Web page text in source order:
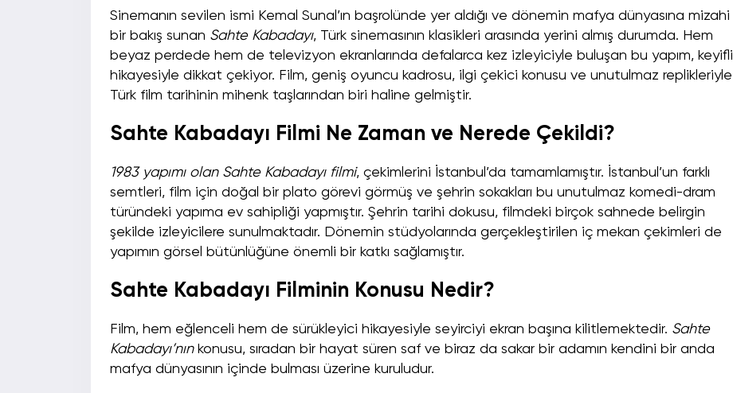
Sinemanın sevilen ismi Kemal Sunal’ın başrolünde yer aldığı ve dönemin mafya dünyasına mizahi
bir bakış sunan Sahte Kabadayı, Türk sinemasının klasikleri arasında yerini almış durumda. Hem
beyaz perdede hem de televizyon ekranlarında defalarca kez izleyiciyle buluşan bu yapım, keyifli
hikayesiyle dikkat çekiyor. Film, geniş oyuncu kadrosu, ilgi çekici konusu ve unutulmaz replikleriyle
Türk film tarihinin mihenk taşlarından biri haline gelmiştir.
Sahte Kabadayı Filmi Ne Zaman ve Nerede Çekildi?
1983 yapımı olan Sahte Kabadayı filmi, çekimlerini İstanbul’da tamamlamıştır. İstanbul’un farklı
semtleri, film için doğal bir plato görevi görmüş ve şehrin sokakları bu unutulmaz komedi-dram
türündeki yapıma ev sahipliği yapmıştır. Şehrin tarihi dokusu, filmdeki birçok sahnede belirgin
şekilde izleyicilere sunulmaktadır. Dönemin stüdyolarında gerçekleştirilen iç mekan çekimleri de
yapımın görsel bütünlüğüne önemli bir katkı sağlamıştır.
Sahte Kabadayı Filminin Konusu Nedir?
Film, hem eğlenceli hem de sürükleyici hikayesiyle seyirciyi ekran başına kilitlemektedir. Sahte
Kabadayı’nınkonusu, sıradan bir hayat süren saf ve biraz da sakar bir adamın kendini bir anda
mafya dünyasının içinde bulması üzerine kuruludur.